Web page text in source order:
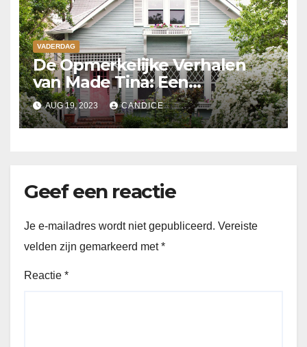
VADERDAG
De Opmerkelijke Verhalen
van Made Tina: Een
Levendige Uitbeelding van
Moed en
Doorzettingsvermogen
AUG 19, 2023 CANDICE
Geef een reactie
Je e-mailadres wordt niet gepubliceerd. Vereiste
velden zijn gemarkeerd met*
Reactie *